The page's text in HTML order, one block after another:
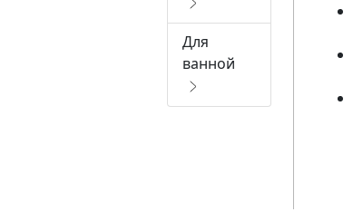
Для
ванной